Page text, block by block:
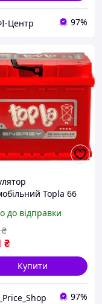
Центр 97%
Topla 66
до відправки
₴
₴
Купити
97%